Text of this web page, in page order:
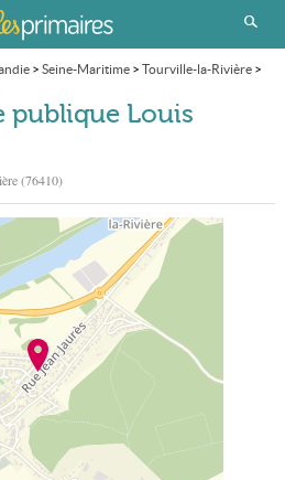
> Seine-Maritime> Tourville-la-Rivière>
publique Louis
(76410)